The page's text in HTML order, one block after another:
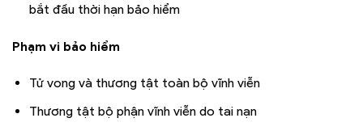
bắt đầu thời hạn bảo hiểm
Phạm vi bảo hiểm
Tử vong và thương tật toàn bộ vĩnh viễn
Thương tật bộ phận vĩnh viễn do tai nạn